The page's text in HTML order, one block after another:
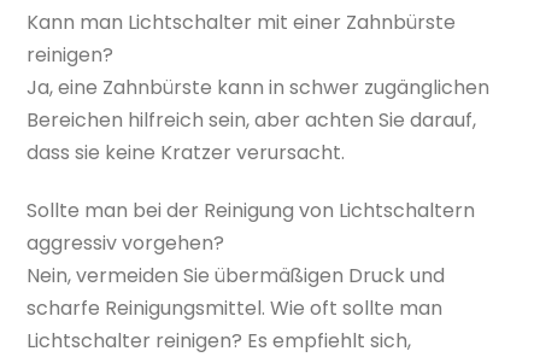
Kann man Lichtschalter mit einer Zahnbürste
reinigen?
Ja, eine Zahnbürste kann in schwer zugänglichen
Bereichen hilfreich sein, aber achten Sie darauf,
dass sie keine Kratzer verursacht.
Sollte man bei der Reinigung von Lichtschaltern
aggressiv vorgehen?
Nein, vermeiden Sie übermäßigen Druck und
scharfe Reinigungsmittel. Wie oft sollte man
Lichtschalter reinigen? Es empfiehlt sich,